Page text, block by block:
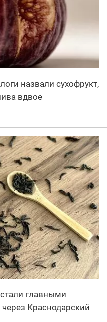
назвали сухофрукт,
вдвое
главными
Краснодарский